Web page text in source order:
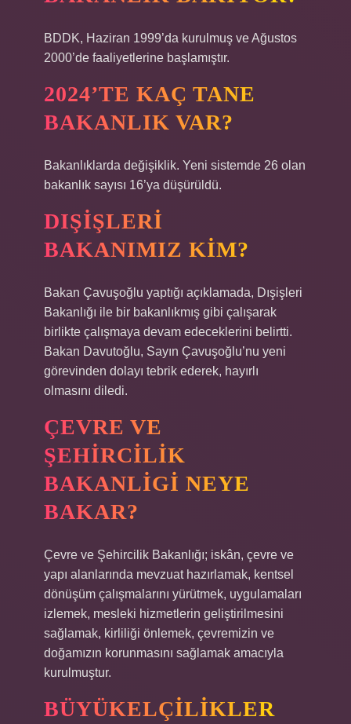
BDDK, Haziran 1999’da kurulmuş ve Ağustos
2000’de faaliyetlerine başlamıştır.
2024’TE KAÇ TANE
BAKANLIK VAR?
Bakanlıklarda değişiklik. Yeni sistemde 26 olan
bakanlık sayısı 16’ya düşürüldü.
DIŞIŞLERI
BAKANIMIZ KIM?
Bakan Çavuşoğlu yaptığı açıklamada, Dışişleri
Bakanlığı ile bir bakanlıkmış gibi çalışarak
birlikte çalışmaya devam edeceklerini belirtti.
Bakan Davutoğlu, Sayın Çavuşoğlu’nu yeni
görevinden dolayı tebrik ederek, hayırlı
olmasını diledi.
ÇEVRE VE
ŞEHIRCILIK
BAKANLIGI NEYE
BAKAR?
Çevre ve Şehircilik Bakanlığı; iskân, çevre ve
yapı alanlarında mevzuat hazırlamak, kentsel
dönüşüm çalışmalarını yürütmek, uygulamaları
izlemek, mesleki hizmetlerin geliştirilmesini
sağlamak, kirliliği önlemek, çevremizin ve
doğamızın korunmasını sağlamak amacıyla
kurulmuştur.
BÜYÜKELÇILIKLER